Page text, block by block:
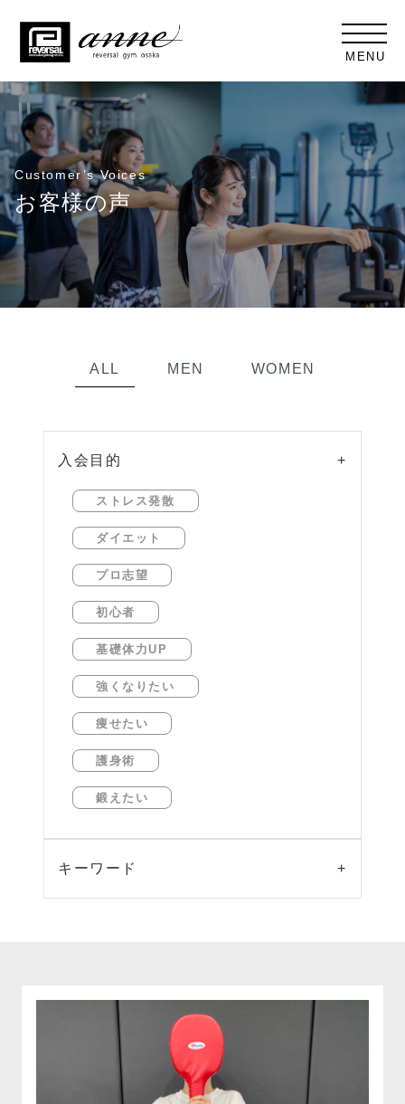
MENU
ALL MEN WOMEN
入会目的 +
ストレス発散
ダイエット
プロ志望
初心者
基礎体力UP
強くなりたい
痩せたい
護身術
鍛えたい
キーワード +
Customer’s Voices
お客様の声